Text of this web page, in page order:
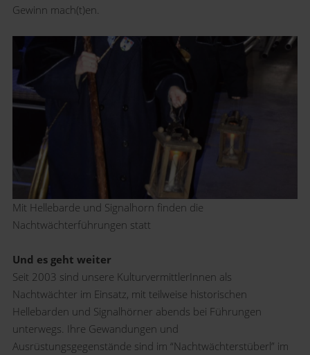
Gewinn mach(t)en.
Mit Hellebarde und Signalhorn finden die
Nachtwächterführungen statt
Und es geht weiter
Seit 2003 sind unsere KulturvermittlerInnen als
Nachtwächter im Einsatz, mit teilweise historischen
Hellebarden und Signalhörner abends bei Führungen
unterwegs. Ihre Gewandungen und
Ausrüstungsgegenstände sind im “Nachtwächterstüberl” im